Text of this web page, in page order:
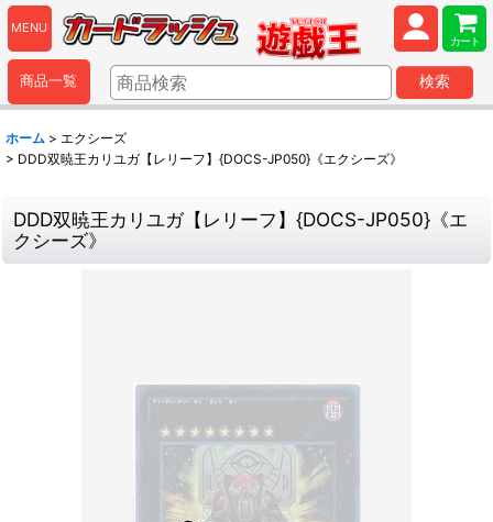
MENU
カート
商品一覧 検索
ホーム > エクシーズ
> DDD双暁王カリユガ【レリーフ】{DOCS-JP050}《エクシーズ》
DDD双暁王カリユガ【レリーフ】{DOCS-JP050}《エ
クシーズ》